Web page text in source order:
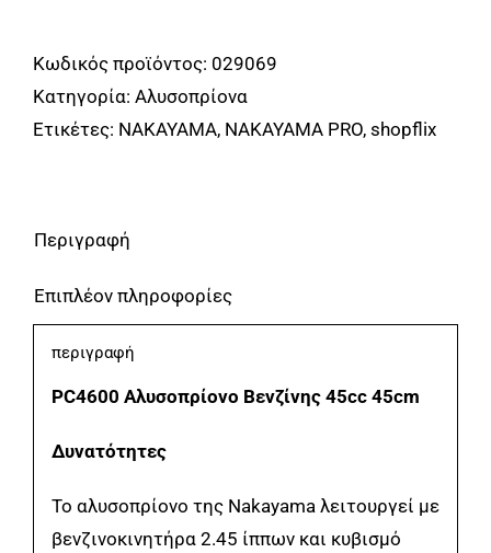
Βενζίνης
2.45Hp,
45cc
Κωδικός προϊόντος: 029069
Κατηγορία: Αλυσοπρίονα
Ετικέτες: NAKAYAMA, NAKAYAMA PRO, shopflix
Περιγραφή
Επιπλέον πληροφορίες
περιγραφή
PC4600 Αλυσοπρίονο Βενζίνης 45cc 45cm
Δυνατότητες
Το αλυσοπρίονο της Nakayama λειτουργεί με
βενζινοκινητήρα 2.45 ίππων και κυβισμό